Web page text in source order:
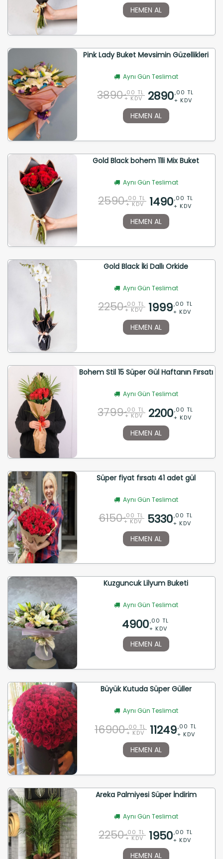
HEMEN AL
Pink Lady Buket Mevsimin Güzellikleri
Aynı Gün Teslimat
3890 ,00 TL
+ KDV 2890,00 TL
+ KDV
HEMEN AL
Gold Black bohem 11li Mix Buket
Aynı Gün Teslimat
2590 ,00 TL
+ KDV 1490,00 TL
+ KDV
HEMEN AL
Gold Black İki Dallı Orkide
Aynı Gün Teslimat
2250 ,00 TL
+ KDV 1999,00 TL
+ KDV
HEMEN AL
Bohem Stil 15 Süper Gül Haftanın Fırsatı
Aynı Gün Teslimat
3799 ,00 TL
+ KDV 2200,00 TL
+ KDV
HEMEN AL
Süper fiyat fırsatı 41 adet gül
Aynı Gün Teslimat
6150 ,00 TL
+ KDV 5330,00 TL
+ KDV
HEMEN AL
Kuzguncuk Lilyum Buketi
Aynı Gün Teslimat
4900,00 TL
+ KDV
HEMEN AL
Büyük Kutuda Süper Güller
Aynı Gün Teslimat
16900 ,00 TL
+ KDV 11249,00 TL
+ KDV
HEMEN AL
Areka Palmiyesi Süper İndirim
Aynı Gün Teslimat
2250 ,00 TL
+ KDV 1950,00 TL
+ KDV
HEMEN AL